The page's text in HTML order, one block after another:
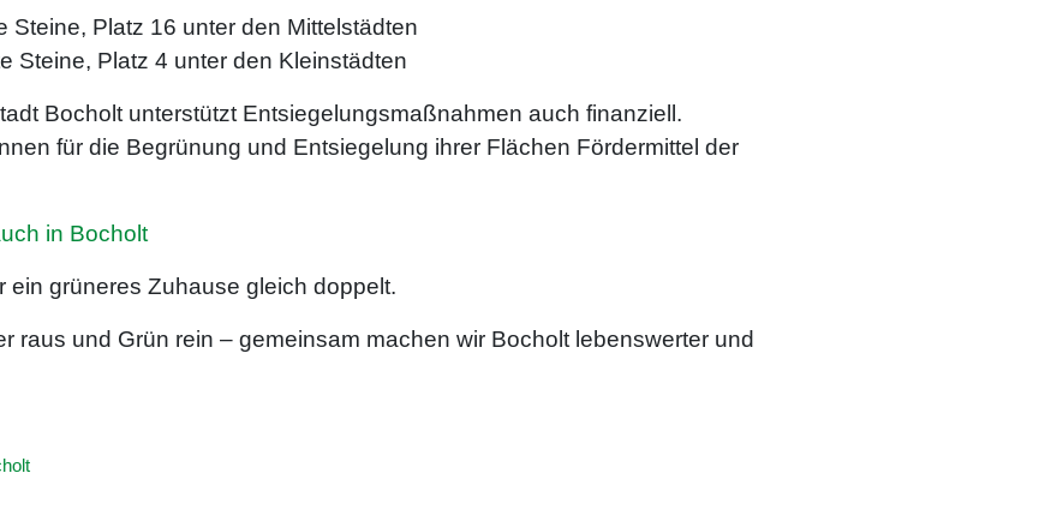
Steine, Platz 16 unter den Mittelstädten
Steine, Platz 4 unter den Kleinstädten
Bocholt unterstützt Entsiegelungsmaßnahmen auch finanziell.
für die Begrünung und Entsiegelung ihrer Flächen Fördermittel der
in Bocholt
ein grüneres Zuhause gleich doppelt.
raus und Grün rein – gemeinsam machen wir Bocholt lebenswerter und